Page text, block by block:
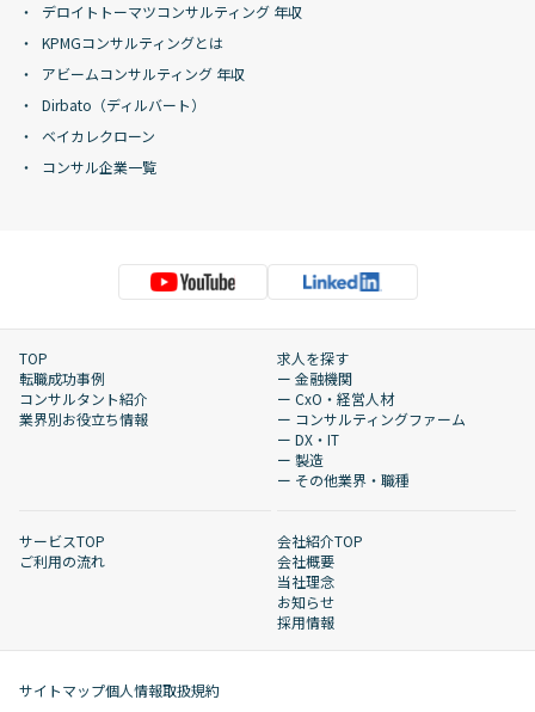
デロイトトーマツコンサルティング 年収
KPMGコンサルティングとは
アビームコンサルティング 年収
Dirbato（ディルバート）
ベイカレクローン
コンサル企業一覧
TOP
転職成功事例
コンサルタント紹介
業界別お役立ち情報
求人を探す
ー 金融機関
ー CxO・経営人材
ー コンサルティングファーム
ー DX・IT
ー 製造
ー その他業界・職種
サービスTOP
ご利用の流れ
会社紹介TOP
会社概要
当社理念
お知らせ
採用情報
サイトマップ個人情報取扱規約